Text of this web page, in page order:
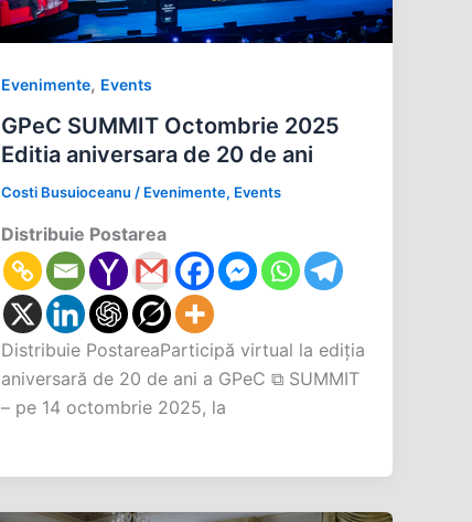
Evenimente, Events
GPeC SUMMIT Octombrie 2025
Editia aniversara de 20 de ani
Costi Busuioceanu/ Evenimente, Events
Distribuie Postarea
Distribuie PostareaParticipă virtual la ediția
aniversară de 20 de ani a GPeC ⧉ SUMMIT
– pe 14 octombrie 2025, la